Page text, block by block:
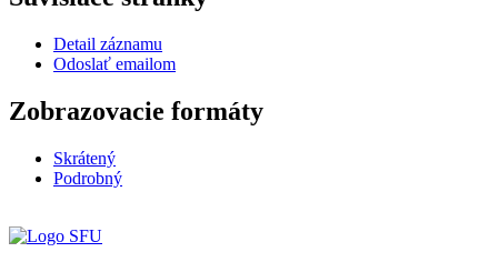
Detail záznamu
Odoslať emailom
Zobrazovacie formáty
Skrátený
Podrobný